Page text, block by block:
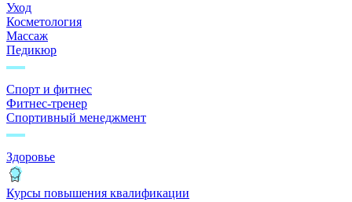
Уход
Косметология
Массаж
Педикюр
Спорт и фитнес
Фитнес-тренер
Спортивный менеджмент
Здоровье
Курсы повышения квалификации